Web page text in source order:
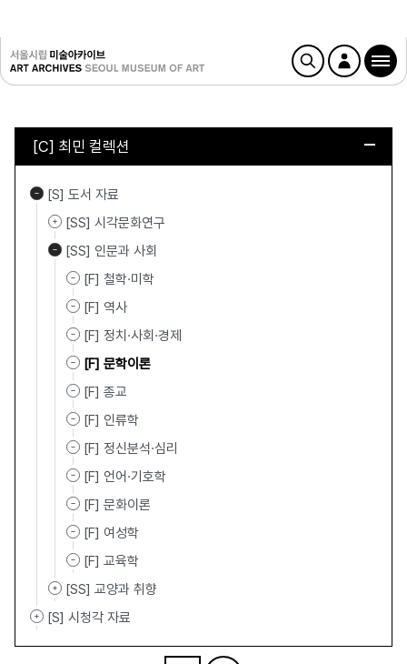
[C] 최민 컬렉션
[S] 도서 자료
[SS] 시각문화연구
[SS] 인문과 사회
[F] 철학·미학
[F] 역사
[F] 정치·사회·경제
[F] 문학이론
[F] 종교
[F] 인류학
[F] 정신분석·심리
[F] 언어·기호학
[F] 문화이론
[F] 여성학
[F] 교육학
[SS] 교양과 취향
[S] 시청각 자료